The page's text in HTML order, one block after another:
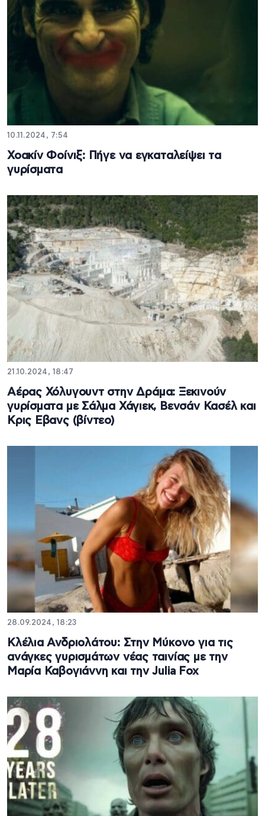
10.11.2024, 7:54
Χοακίν Φοίνιξ: Πήγε να εγκαταλείψει τα
γυρίσματα
21.10.2024, 18:47
Αέρας Χόλυγουντ στην Δράμα: Ξεκινούν
γυρίσματα με Σάλμα Χάγιεκ, Βενσάν Κασέλ και
Κρις Εβανς (βίντεο)
28.09.2024, 18:23
Κλέλια Ανδριολάτου: Στην Μύκονο για τις
ανάγκες γυρισμάτων νέας ταινίας με την
Μαρία Καβογιάννη και την Julia Fox